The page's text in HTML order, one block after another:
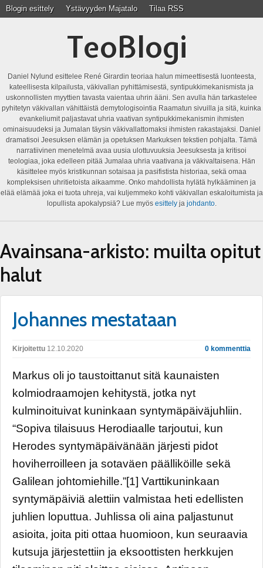
Blogin esittely Ystävyyden Majatalo Tilaa RSS
TeoBlogi
Daniel Nylund esittelee René Girardin teoriaa halun mimeettisestä luonteesta,
kateellisesta kilpailusta, väkivallan pyhittämisestä, syntipukkimekanismista ja
uskonnollisten myyttien tavasta vaientaa uhrin ääni. Sen avulla hän tarkastelee
pyhitetyn väkivallan vähittäistä demytologisointia Raamatun sivuilla ja sitä, kuinka
evankeliumit paljastavat uhria vaativan syntipukkimekanismin ihmisten
ominaisuudeksi ja Jumalan täysin väkivallattomaksi ihmisten rakastajaksi. Daniel
dramatisoi Jeesuksen elämän ja opetuksen Markuksen tekstien pohjalta. Tämä
narratiivinen menetelmä avaa uusia ulottuvuuksia Jeesuksesta ja kritisoi
teologiaa, joka edelleen pitää Jumalaa uhria vaativana ja väkivaltaisena. Hän
käsittelee myös kristikunnan sotaisaa ja pasifistista historiaa, sekä omaa
kompleksisen uhritietoista aikaamme. Onko mahdollista hylätä hylkääminen ja
elää elämää joka ei tuota uhreja, vai kuljemmeko kohti väkivallan eskaloitumista ja
lopullista apokalypsiä? Lue myös esittelyja johdanto.
Avainsana-arkisto: muilta opitut
halut
Johannes mestataan
Kirjoitettu 12.10.2020 0 kommenttia
Markus oli jo taustoittanut sitä kaunaisten
kolmiodraamojen kehitystä, jotka nyt
kulminoituivat kuninkaan syntymäpäiväjuhliin.
“Sopiva tilaisuus Herodiaalle tarjoutui, kun
Herodes syntymäpäivänään järjesti pidot
hoviherroilleen ja sotaväen päälliköille sekä
Galilean johtomiehille.”[1] Varttikuninkaan
syntymäpäiviä alettiin valmistaa heti edellisten
juhlien loputtua. Juhlissa oli aina paljastunut
asioita, joita piti ottaa huomioon, kun seuraavia
kutsuja järjestettiin ja eksoottisten herkkujen